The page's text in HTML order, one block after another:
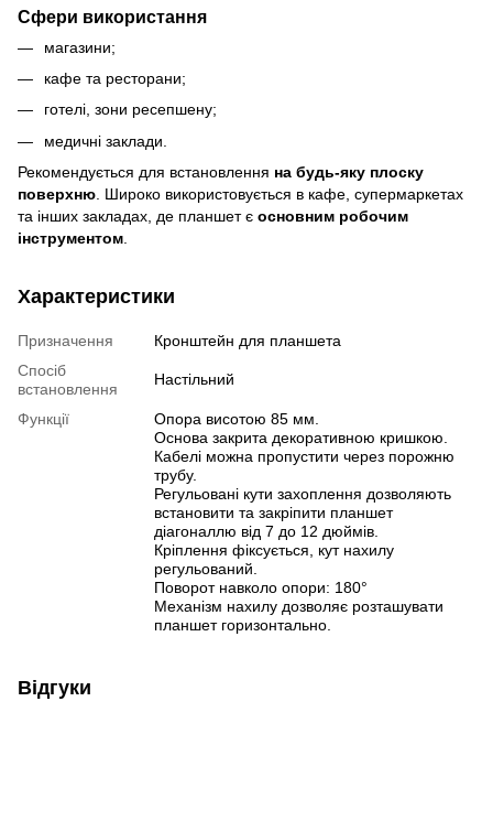
Сфери використання
магазини;
кафе та ресторани;
готелі, зони ресепшену;
медичні заклади.
Рекомендується для встановлення на будь-яку плоску
поверхню. Широко використовується в кафе, супермаркетах
та інших закладах, де планшет є основним робочим
інструментом.
Характеристики
Призначення
Кронштейн для планшета
Спосіб
встановлення
Настільний
Функції
Опора висотою 85 мм.
Основа закрита декоративною кришкою.
Кабелі можна пропустити через порожню
трубу.
Регульовані кути захоплення дозволяють
встановити та закріпити планшет
діагоналлю від 7 до 12 дюймів.
Кріплення фіксується, кут нахилу
регульований.
Поворот навколо опори: 180°
Механізм нахилу дозволяє розташувати
планшет горизонтально.
Відгуки